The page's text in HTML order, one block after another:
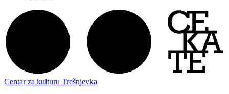
Centar za kulturu Trešnjevka